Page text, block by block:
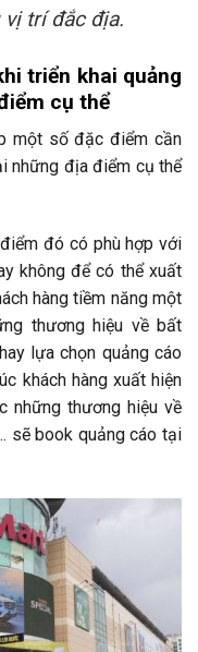
trí đắc địa.
triển khai quảng
cụ thể
một số đặc điểm cần
những địa điểm cụ thể
đó có phù hợp với
không để có thể xuất
hàng tiềm năng một
thương hiệu về bất
lựa chọn quảng cáo
khách hàng xuất hiện
những thương hiệu về
sẽ book quảng cáo tại